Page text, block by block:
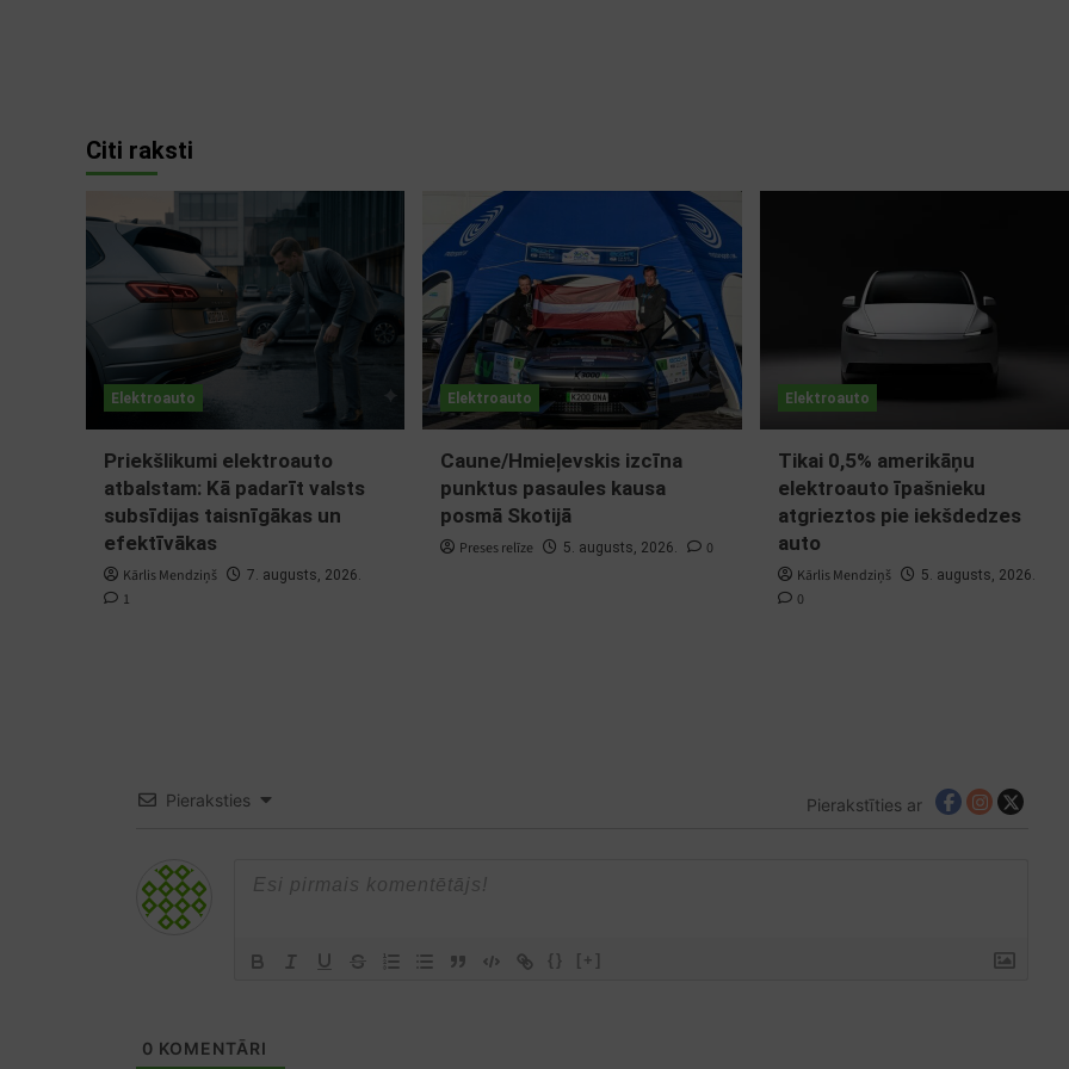
Citi raksti
Elektroauto
Priekšlikumi elektroauto
atbalstam: Kā padarīt valsts
subsīdijas taisnīgākas un
efektīvākas
Kārlis Mendziņš 7. augusts, 2026.
1
Elektroauto
Caune/Hmieļevskis izcīna
punktus pasaules kausa
posmā Skotijā
Preses relīze 5. augusts, 2026. 0
Elektroauto
Tikai 0,5% amerikāņu
elektroauto īpašnieku
atgrieztos pie iekšdedzes
auto
Kārlis Mendziņš 5. augusts, 2026.
0
Pieraksties Pierakstīties ar
{} [+]
0 KOMENTĀRI